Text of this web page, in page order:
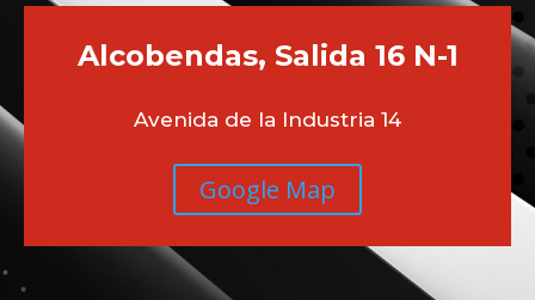
Alcobendas, Salida 16 N-1
Avenida de la Industria 14
Google Map